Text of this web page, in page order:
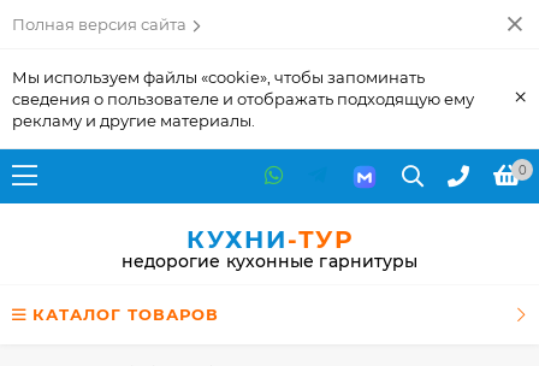
Полная версия сайта
Мы используем файлы «cookie», чтобы запоминать
сведения о пользователе и отображать подходящую ему
рекламу и другие материалы.
×
0
КУХНИ-ТУР
недорогие кухонные гарнитуры
КАТАЛОГ ТОВАРОВ